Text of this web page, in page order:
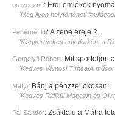
oraveczné: Érdi emlékek
"Még ilyen helytörténeti
Fehérné Ildi:A zene ereje 2.
"Kisgyermekes anyukaként a
Gergelyfi Róbert: Mit sportoljon
"Kedves Vámosi Tímea!A
Matyi: Bánj a pénzzel okosan!
"Kedves Ridikül Magazin és
Pál Sándor: Zsákfalu a Mátra